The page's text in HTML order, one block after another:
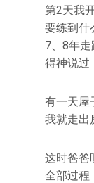
第2天我
要练到什
7、8年
得神说过
有一天屋
我就走出
这时爸爸
全部过程